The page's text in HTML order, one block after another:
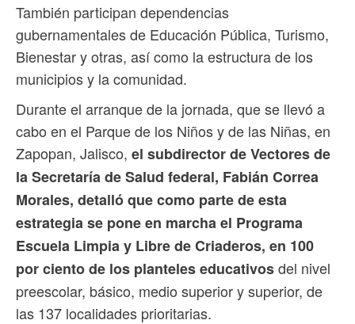
También participan dependencias
gubernamentales de Educación Pública, Turismo,
Bienestar y otras, así como la estructura de los
municipios y la comunidad.
Durante el arranque de la jornada, que se llevó a
cabo en el Parque de los Niños y de las Niñas, en
Zapopan, Jalisco, el subdirector de Vectores de
la Secretaría de Salud federal, Fabián Correa
Morales, detalló que como parte de esta
estrategia se pone en marcha el Programa
Escuela Limpia y Libre de Criaderos, en 100
por ciento de los planteles educativosdel nivel
preescolar, básico, medio superior y superior, de
las 137 localidades prioritarias.